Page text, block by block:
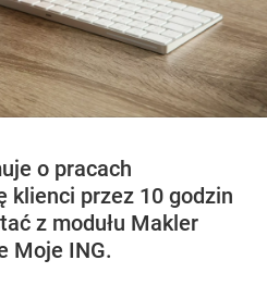
o pracach
klienci przez 10 godzin
z modułu Makler
Moje ING.